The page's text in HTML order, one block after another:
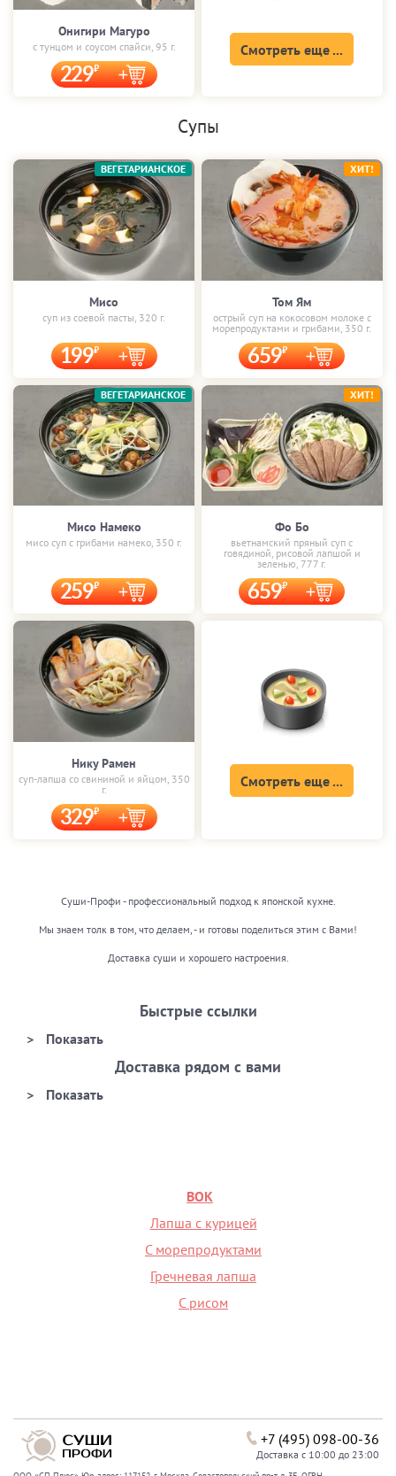
Онигири Магуро
с тунцом и соусом спайси, 95 г.
229
Смотреть еще ...
Супы
Мисо
суп из соевой пасты, 320 г.
199
ВЕГЕТАРИАНСКОЕ
Том Ям
острый суп на кокосовом молоке с
морепродуктами и грибами, 350 г.
659
ХИТ!
Мисо Намеко
мисо суп с грибами намеко, 350 г.
259
ВЕГЕТАРИАНСКОЕ
Фо Бо
вьетнамский пряный суп с
говядиной, рисовой лапшой и
зеленью, 777 г.
659
ХИТ!
Нику Рамен
суп-лапша со свининой и яйцом, 350
г.
329
Смотреть еще ...
Суши-Профи - профессиональный подход к японской кухне.
Мы знаем толк в том, что делаем, - и готовы поделиться этим с Вами!
Доставка суши и хорошего настроения.
Быстрые ссылки
Доставка рядом с вами
ВОК
Лапша с курицей
С морепродуктами
Гречневая лапша
С рисом
+7 (495) 098-00-36
Доставка с 10:00 до 23:00